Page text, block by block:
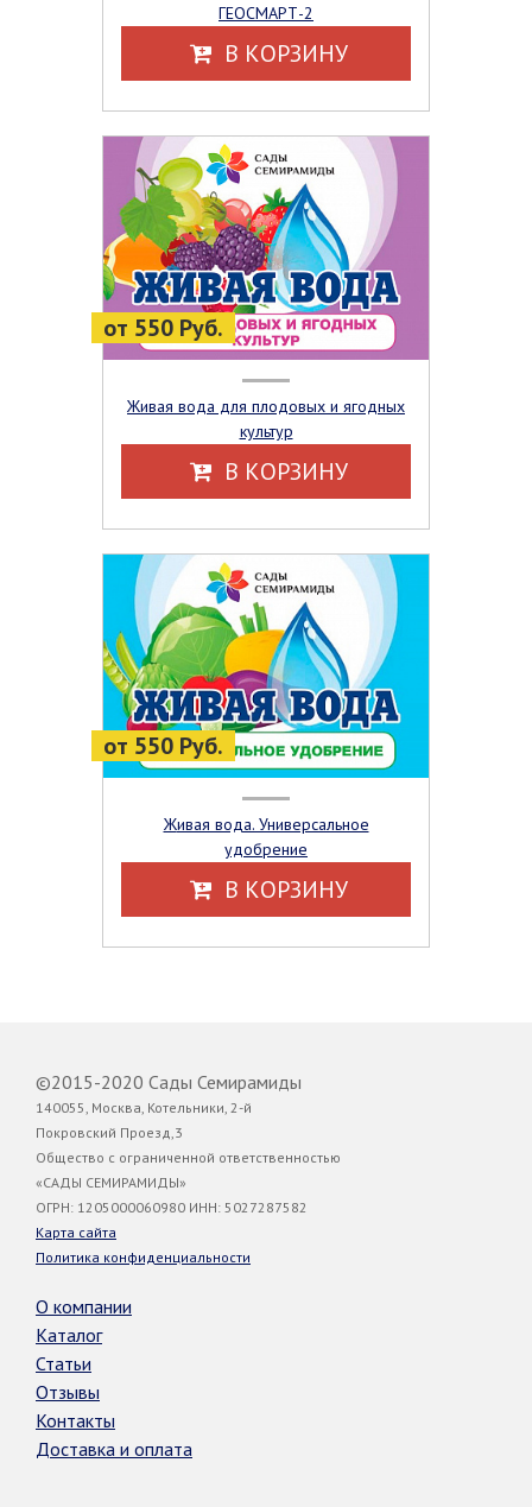
ГЕОСМАРТ-2
В КОРЗИНУ
от 550 Руб.
Живая вода для плодовых и ягодных
культур
В КОРЗИНУ
от 550 Руб.
Живая вода. Универсальное
удобрение
В КОРЗИНУ
©2015-2020 Сады Семирамиды
140055, Москва, Котельники, 2-й
Покровский Проезд,3
Общество с ограниченной ответственностью
«САДЫ СЕМИРАМИДЫ»
ОГРН: 1205000060980 ИНН: 5027287582
Карта сайта
Политика конфиденциальности
О компании
Каталог
Статьи
Отзывы
Контакты
Доставка и оплата